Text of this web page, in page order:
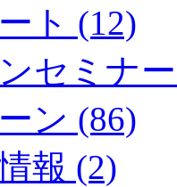
ト (12)
セミナ
ン (86)
報 (2)